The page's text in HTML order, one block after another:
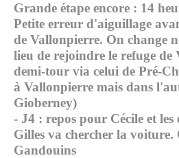
Grande étape encore : 14
Petite erreur d'aiguillage
de Vallonpierre. On change
lieu de rejoindre le refuge
demi-tour via celui de Pré-
à Vallonpierre mais dans
Gioberney)
- J4 : repos pour Cécile et
Gilles va chercher la voiture.
Gandouins